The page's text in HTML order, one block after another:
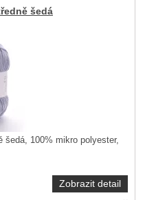
šedá
šedá, 100% mikro polyester,
Zobrazit detail